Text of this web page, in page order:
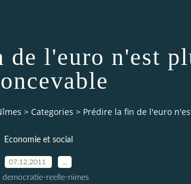
l'euro n'est
> Categories > Prédire la fin de l'euro
Economie et social
07.12.2011
democratie-reelle-nimes